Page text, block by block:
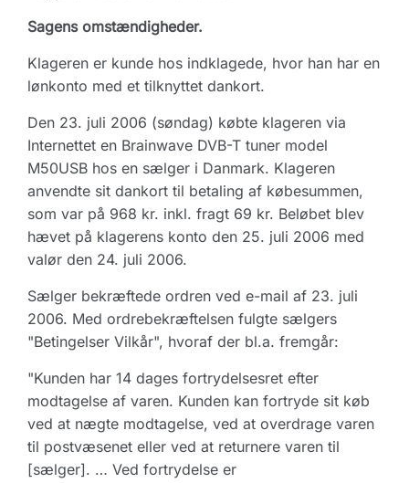
Sagens omstændigheder.
Klageren er kunde hos indklagede, hvor han har en
lønkonto med et tilknyttet dankort.
Den 23. juli 2006 (søndag) købte klageren via
Internettet en Brainwave DVB-T tuner model
M50USB hos en sælger i Danmark. Klageren
anvendte sit dankort til betaling af købesummen,
som var på 968 kr. inkl. fragt 69 kr. Beløbet blev
hævet på klagerens konto den 25. juli 2006 med
valør den 24. juli 2006.
Sælger bekræftede ordren ved e-mail af 23. juli
2006. Med ordrebekræftelsen fulgte sælgers
"Betingelser Vilkår", hvoraf der bl.a. fremgår:
"Kunden har 14 dages fortrydelsesret efter
modtagelse af varen. Kunden kan fortryde sit køb
ved at nægte modtagelse, ved at overdrage varen
til postvæsenet eller ved at returnere varen til
[sælger]. … Ved fortrydelse er